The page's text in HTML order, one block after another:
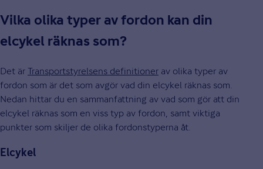
Vilka olika typer av fordon kan din
elcykel räknas som?
Det är Transportstyrelsens definitioner av olika typer av
fordon som är det som avgör vad din elcykel räknas som.
Nedan hittar du en sammanfattning av vad som gör att din
elcykel räknas som en viss typ av fordon, samt viktiga
punkter som skiljer de olika fordonstyperna åt.
Elcykel